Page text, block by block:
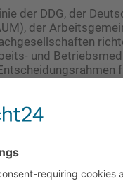
der DDG, der
der
und
um
oder
technische,
ergänzt Gina.
zu
beeinflussen